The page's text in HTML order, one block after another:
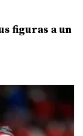
figuras a un